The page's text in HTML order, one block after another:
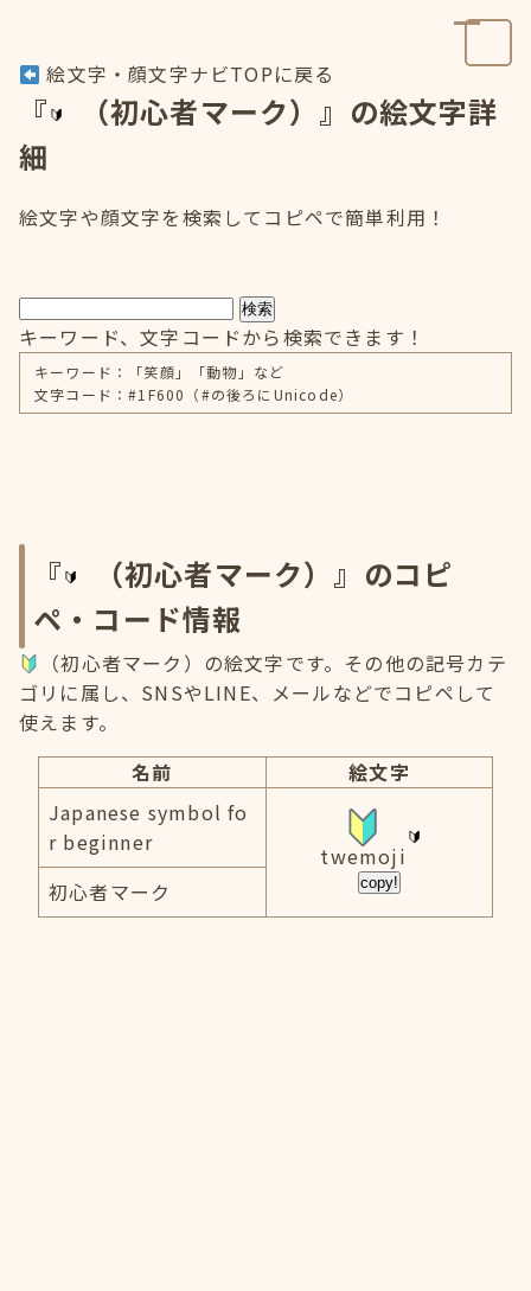
絵文字・顔文字ナビTOPに戻る
『
（初心者マーク）』の絵文字詳
細
絵文字や顔文字を検索してコピペで簡単利用！
検索
キーワード、文字コードから検索できます！
キーワード：「笑顔」「動物」など
文字コード：#1F600（#の後ろにUnicode）
『
（初心者マーク）』のコピ
ペ・コード情報
（初心者マーク）の絵文字です。その他の記号カテ
ゴリに属し、SNSやLINE、メールなどでコピペして
使えます。
名前
絵文字
Japanese symbol fo
r beginner
twemoji
copy!
初心者マーク